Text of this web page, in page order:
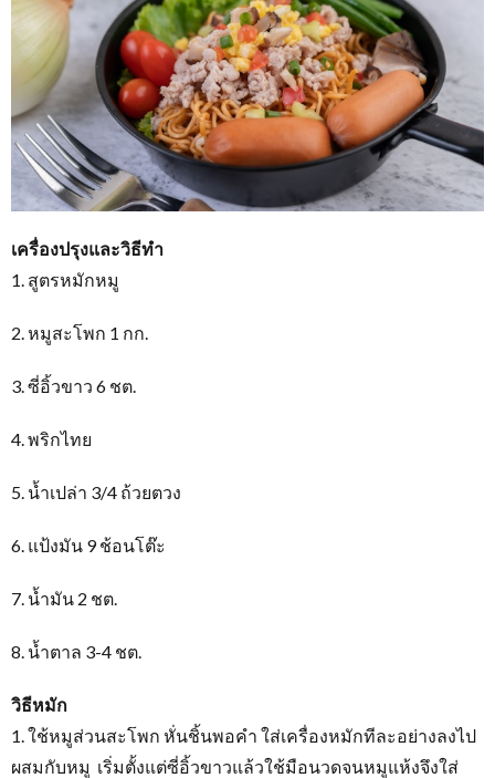
เครื่องปรุงและวิธีทำ
1. สูตรหมักหมู
2. หมูสะโพก 1 กก.
3. ซี่อิ้วขาว 6 ชต.
4. พริกไทย
5. น้ำเปล่า 3/4 ถ้วยตวง
6. แป้งมัน 9 ช้อนโต๊ะ
7. น้ำมัน 2 ชต.
8. น้ำตาล 3-4 ชต.
วิธีหมัก
1. ใช้หมูส่วนสะโพก หั่นชิ้นพอคำ ใส่เครื่องหมักทีละอย่างลงไป
ผสมกับหมู เริ่มตั้งแต่ซี่อิ้วขาวแล้วใช้มือนวดจนหมูแห้งจึงใส่